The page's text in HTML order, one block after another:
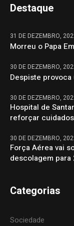
Destaque
31 DE DEZEMBRO,
Morreu o Papa
30 DE DEZEMBRO,
Despiste
30 DE DEZEMBRO,
Hospital de
reforçar
30 DE DEZEMBRO,
Força Aérea vai
descolagem para
Categorias
Sociedade